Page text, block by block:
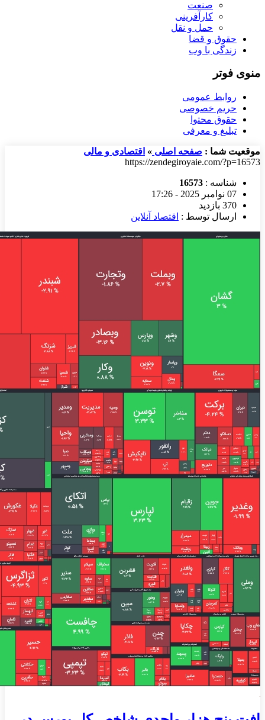
صنعت
کارآفرینی
حمل و نقل
حقوق و قضا
زندگی با وب
منوی فوتر
روابط عمومی
حریم خصوصی
حقوق محتوا
تبلیغ و معرفی
موقعیت شما : صفحه اصلی » اقتصادی و مالی
https://zendegiroyaie.com/?p=16573
شناسه : 16573
07 نوامبر 2025 - 17:26
370 بازدید
ارسال توسط : اقتصاد آنلاین